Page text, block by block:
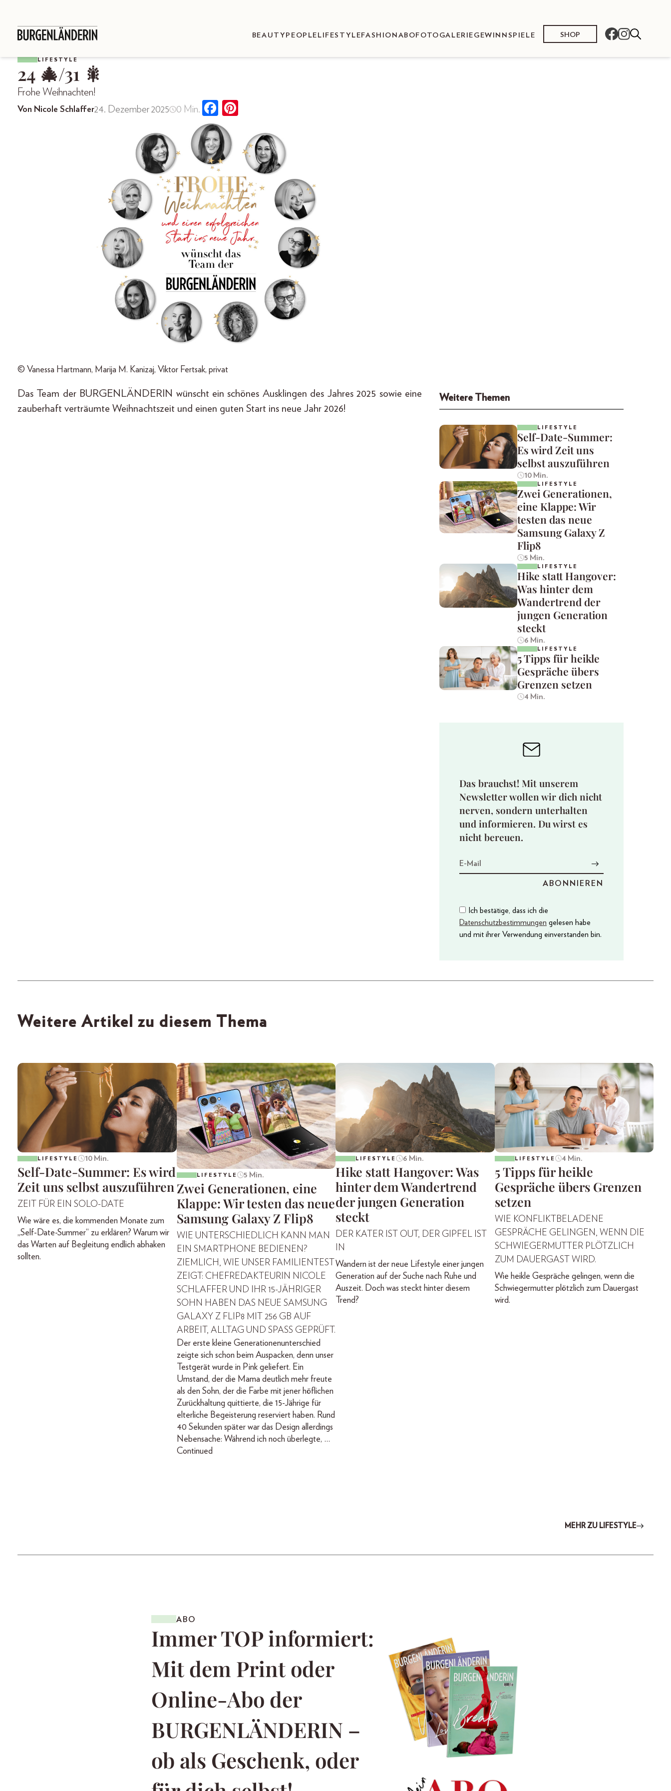
BEAUTY PEOPLE LIFESTYLEFASHION ABOFOTOGALERIE GEWINNSPIELE SHOP
LIFESTYLE
24 🎄/31 🎇
Frohe Weihnachten!
Von Nicole Schlaffer24. Dezember 2025 0 Min.
© Vanessa Hartmann, Marija M. Kanizaj, Viktor Fertsak, privat
Das Team der BURGENLÄNDERIN wünscht ein schönes Ausklingen des Jahres 2025 sowie eine
zauberhaft verträumte Weihnachtszeit und einen guten Start ins neue Jahr 2026!
Weitere Themen
LIFESTYLE
Self-Date-Summer:
Es wird Zeit uns
selbst auszuführen
10 Min.
LIFESTYLE
Zwei Generationen,
eine Klappe: Wir
testen das neue
Samsung Galaxy Z
Flip8
5 Min.
LIFESTYLE
Hike statt Hangover:
Was hinter dem
Wandertrend der
jungen Generation
steckt
6 Min.
LIFESTYLE
5 Tipps für heikle
Gespräche übers
Grenzen setzen
4 Min.
Das brauchst! Mit unserem
Newsletter wollen wir dich nicht
nerven, sondern unterhalten
und informieren. Du wirst es
nicht bereuen.
Ich bestätige, dass ich die
Datenschutzbestimmungen gelesen habe
und mit ihrer Verwendung einverstanden bin.
Weitere Artikel zu diesem Thema
LIFESTYLE 10 Min.
Self-Date-Summer: Es wird
Zeit uns selbst auszuführen
ZEIT FÜR EIN SOLO-DATE
Wie wäre es, die kommenden Monate zum
„Self-Date-Summer“ zu erklären? Warum wir
das Warten auf Begleitung endlich abhaken
sollten.
LIFESTYLE 5 Min.
Zwei Generationen, eine
Klappe: Wir testen das neue
Samsung Galaxy Z Flip8
WIE UNTERSCHIEDLICH KANN MAN
EIN SMARTPHONE BEDIENEN?
ZIEMLICH, WIE UNSER FAMILIENTEST
ZEIGT: CHEFREDAKTEURIN NICOLE
SCHLAFFER UND IHR 15-JÄHRIGER
SOHN HABEN DAS NEUE SAMSUNG
GALAXY Z FLIP8 MIT 256 GB AUF
ARBEIT, ALLTAG UND SPASS GEPRÜFT.
Der erste kleine Generationenunterschied
zeigte sich schon beim Auspacken, denn unser
Testgerät wurde in Pink geliefert. Ein
Umstand, der die Mama deutlich mehr freute
als den Sohn, der die Farbe mit jener höflichen
Zurückhaltung quittierte, die 15-Jährige für
elterliche Begeisterung reserviert haben. Rund
40 Sekunden später war das Design allerdings
Nebensache: Während ich noch überlegte, …
Continued
LIFESTYLE 6 Min.
Hike statt Hangover: Was
hinter dem Wandertrend
der jungen Generation
steckt
DER KATER IST OUT, DER GIPFEL IST
IN
Wandern ist der neue Lifestyle einer jungen
Generation auf der Suche nach Ruhe und
Auszeit. Doch was steckt hinter diesem
Trend?
LIFESTYLE 4 Min.
5 Tipps für heikle
Gespräche übers Grenzen
setzen
WIE KONFLIKTBELADENE
GESPRÄCHE GELINGEN, WENN DIE
SCHWIEGERMUTTER PLÖTZLICH
ZUM DAUERGAST WIRD.
Wie heikle Gespräche gelingen, wenn die
Schwiegermutter plötzlich zum Dauergast
wird.
MEHR ZU LIFESTYLE
ABO
Immer TOP informiert:
Mit dem Print oder
Online-Abo der
BURGENLÄNDERIN –
ob als Geschenk, oder